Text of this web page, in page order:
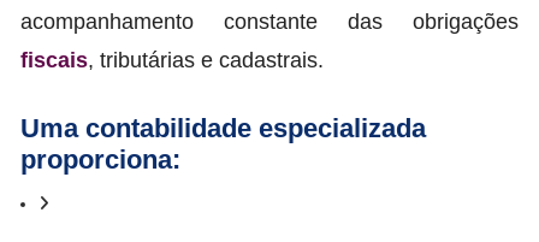
acompanhamento constante das obrigações
fiscais, tributárias e cadastrais.
Uma contabilidade especializada
proporciona: